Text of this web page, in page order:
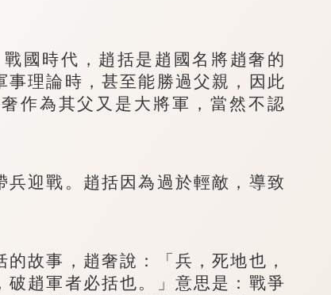
國時代，趙括是趙國名將趙奢的
理論時，甚至能勝過父親，因此
作為其父又是大將軍，當然不認
迎戰。趙括因為過於輕敵，導致
故事，趙奢說：「兵，死地也，
趙軍者必括也。」意思是：戰爭